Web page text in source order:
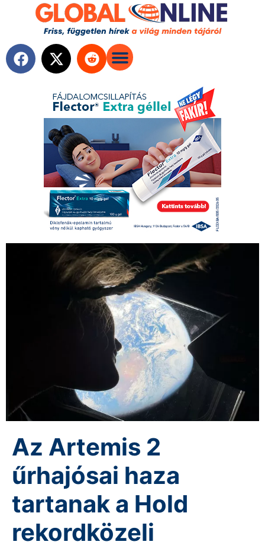
Az Artemis 2
űrhajósai haza
tartanak a Hold
rekordközeli